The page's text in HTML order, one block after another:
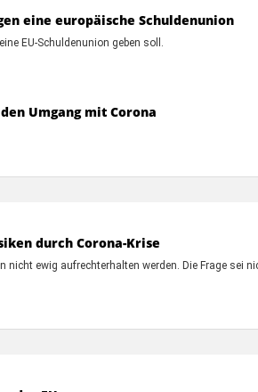
eine europäische Schuldenunion
EU-Schuldenunion geben soll.
Umgang mit Corona
durch Corona-Krise
ewig aufrechterhalten werden. Die Frage sei